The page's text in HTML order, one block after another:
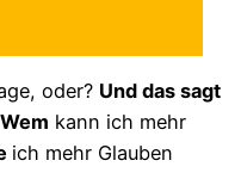
oder? Und das sagt
Wem kann ich mehr
ich mehr Glauben